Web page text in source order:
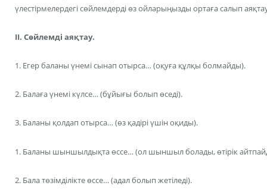
үлестірмелердегі сөйлемдерді өз ойларыңызды ортаға салып
ІІ. Сөйлемді аяқтау.
1. Егер баланы үнемі сынап отырса… (оқуға құлқы болмайды).
2. Балаға үнемі күлсе… (бұйығы болып өседі).
3. Баланы қолдап отырса… (өз қадірі үшін оқиды).
1. Баланы шыншылдықта өссе… (ол шыншыл болады, өтірік
2. Бала төзімділікте өссе… (адал болып жетіледі).